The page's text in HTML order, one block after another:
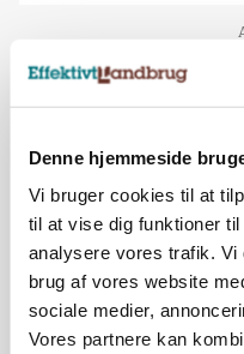
Denne hjemmeside
Vi bruger cookies til at
til at vise dig funktioner
analysere vores trafik. Vi
brug af vores website
sociale medier,
Vores partnere kan